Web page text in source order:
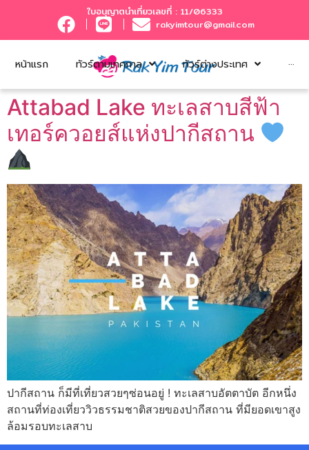
ใบอนุญาตนำเที่ยวเลขที่ : 11/06333
rakyimtour@gmail.com
หน้าแรก ทัวร์ตามเทศกาล ทัวร์ต่างประเทศ ···
Attabad Lake ทะเลสาบสีฟ้า
เทอร์ควอยส์แห่งปากีสถาน
ปากีสถาน ก็มีที่เที่ยวสวยๆซ่อนอยู่ ! ทะเลสาบอัตตาบัต อีกหนึ่ง
สถานที่ท่องเที่ยววิวธรรมชาติสวยของปากีสถาน ที่มียอดเขาสูง
ล้อมรอบทะเลสาบ